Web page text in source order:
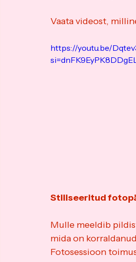
Vaata videost,
https://youtu.be/
Stiliseeritud
Mulle meeldib
mida on
Fotosessioon